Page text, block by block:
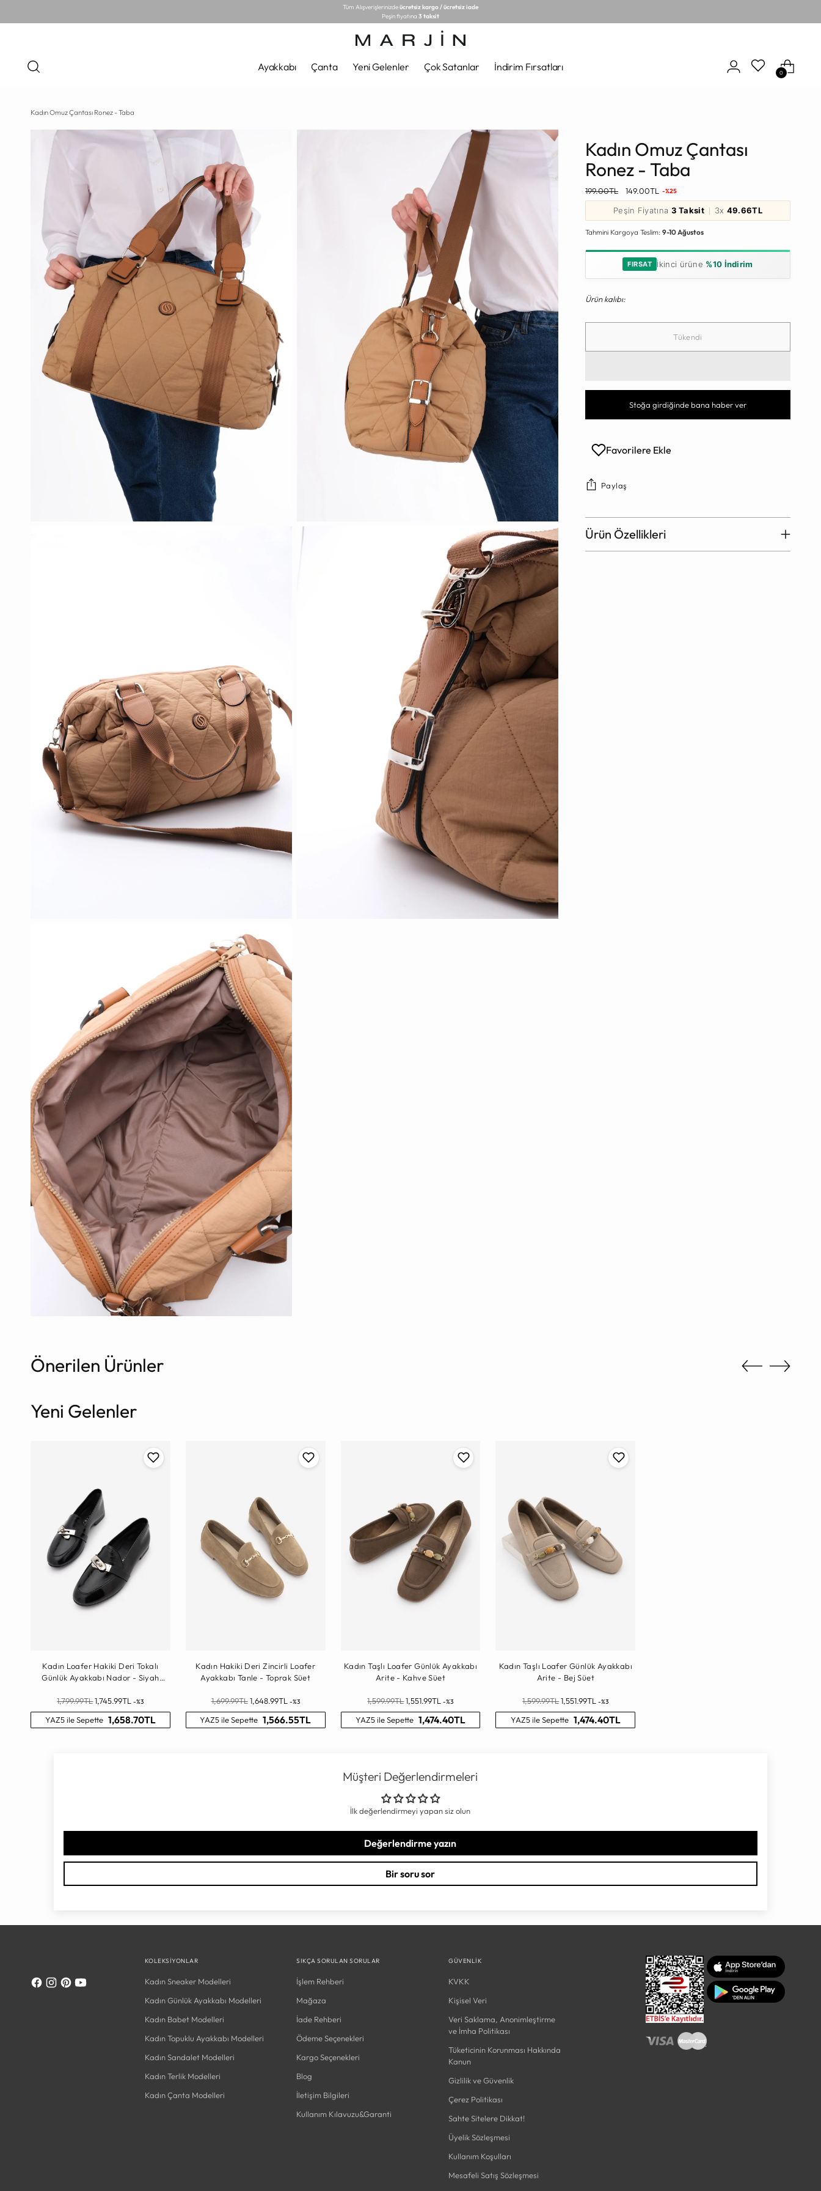
Tüm Alışverişlerinizdeücretsiz kargo / ücretsiz iade
Peşin fiyatına 3 taksit
Ayakkabı Çanta Yeni Gelenler Çok Satanlar İndirim Fırsatları 0
Kadın Omuz Çantası Ronez - Taba
Kadın Omuz Çantası
Ronez - Taba
Normal
Fiyat
199.00TL 149.00TL -%25
Peşin Fiyatına 3 Taksit 3x 49.66TL
Tahmini Kargoya Teslim:9-10 Ağustos
FIRSAT İkinci ürüne %10 İndirim
Ürün kalıbı:
Tükendi
Stoğa girdiğinde bana haber ver
Favorilere Ekle
Paylaş
Ürün Özellikleri
Önerilen Ürünler
Yeni Gelenler
Kadın Loafer Hakiki Deri Tokalı
Günlük Ayakkabı Nador - Siyah
Normal
Fiyat
1,799.99TL1,745.99TL -%3
YAZ5 ile Sepette 1,658.70TL
Kadın Hakiki Deri Zincirli Loafer
Ayakkabı Tanle - Toprak Süet
Normal
Fiyat
1,699.99TL 1,648.99TL -%3
YAZ5 ile Sepette 1,566.55TL
Kadın Taşlı Loafer Günlük Ayakkabı
Arite - Kahve Süet
Normal
Fiyat
1,599.99TL1,551.99TL -%3
YAZ5 ile Sepette 1,474.40TL
Kadın Taşlı Loafer Günlük Ayakkabı
Arite - Bej Süet
Normal
Fiyat
1,599.99TL1,551.99TL -%3
YAZ5 ile Sepette 1,474.40TL
Müşteri Değerlendirmeleri
İlk değerlendirmeyi yapan siz olun
Değerlendirme yazın
Bir soru sor
KOLEKSIYONLAR
Kadın Sneaker Modelleri
Kadın Günlük Ayakkabı Modelleri
Kadın Babet Modelleri
Kadın Topuklu Ayakkabı Modelleri
Kadın Sandalet Modelleri
Kadın Terlik Modelleri
Kadın Çanta Modelleri
SIKÇA SORULAN SORULAR
İşlem Rehberi
Mağaza
İade Rehberi
Ödeme Seçenekleri
Kargo Seçenekleri
Blog
İletişim Bilgileri
Kullanım Kılavuzu&Garanti
GÜVENLIK
KVKK
Kişisel Veri
Veri Saklama, Anonimleştirme
ve İmha Politikası
Tüketicinin Korunması Hakkında
Kanun
Gizlilik ve Güvenlik
Çerez Politikası
Sahte Sitelere Dikkat!
Üyelik Sözleşmesi
Kullanım Koşulları
Mesafeli Satış Sözleşmesi